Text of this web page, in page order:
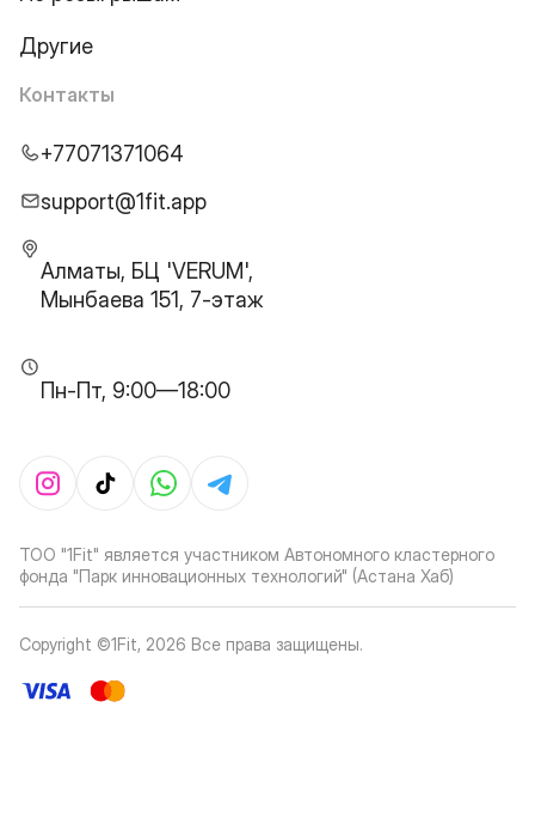
Другие
Контакты
+77071371064
support@1fit.app
Алматы, БЦ 'VERUM',
Мынбаева 151, 7-этаж
Пн-Пт, 9:00—18:00
ТОО "1Fit" является участником Автономного кластерного
фонда "Парк инновационных технологий" (Астана Хаб)
Copyright ©1Fit, 2026 Все права защищены.